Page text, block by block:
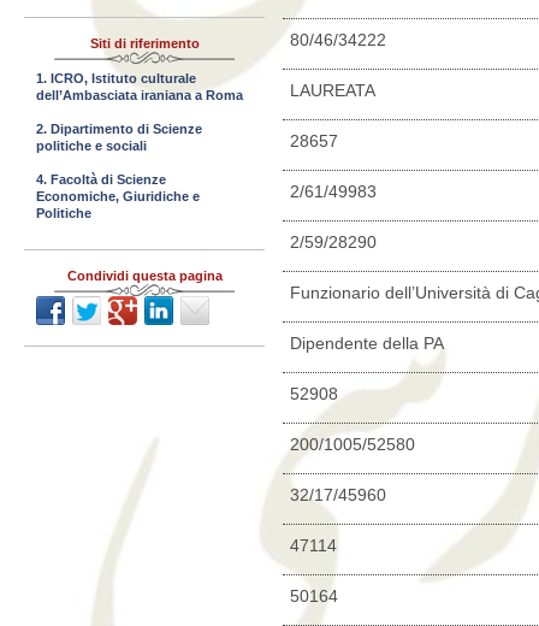
80/46/34222
LAUREATA
28657
2/61/49983
2/59/28290
Funzionario dell’Università di
Dipendente della PA
52908
200/1005/52580
32/17/45960
47114
50164
Siti di riferimento
1. ICRO, Istituto culturale
dell’Ambasciata iraniana a Roma
2. Dipartimento di Scienze
politiche e sociali
4. Facoltà di Scienze
Economiche, Giuridiche e
Politiche
Condividi questa pagina